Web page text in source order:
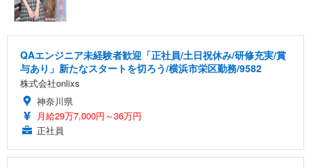
QAエンジニア未経験者歓迎「正社員/土日祝休み/研修充実/賞
与あり」新たなスタートを切ろう/横浜市栄区勤務/9582
株式会社onlixs
神奈川県
月給29万7,000円～36万円
正社員